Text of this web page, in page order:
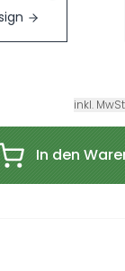
inkl.
In den